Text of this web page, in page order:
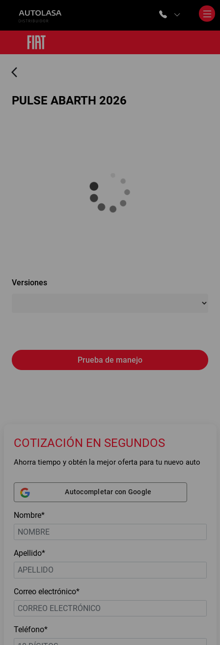
PULSE ABARTH 2026
arrow_back_ios
Versiones
Prueba de manejo
COTIZACIÓN EN SEGUNDOS
Ahorra tiempo y obtén la mejor oferta para tu nuevo auto
Autocompletar con Google
Nombre*
Apellido*
Correo electrónico*
Teléfono*